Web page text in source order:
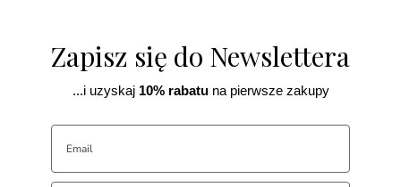
Zapisz się do Newslettera
...i uzyskaj10% rabatuna pierwsze zakupy